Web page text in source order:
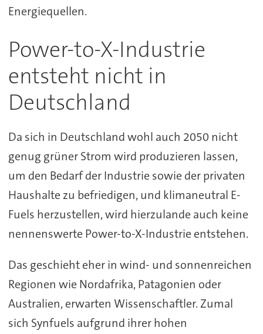
Energiequellen.
Power-to-X-Industrie
entsteht nicht in
Deutschland
Da sich in Deutschland wohl auch 2050 nicht
genug grüner Strom wird produzieren lassen,
um den Bedarf der Industrie sowie der privaten
Haushalte zu befriedigen, und klimaneutral E-
Fuels herzustellen, wird hierzulande auch keine
nennenswerte Power-to-X-Industrie entstehen.
Das geschieht eher in wind- und sonnenreichen
Regionen wie Nordafrika, Patagonien oder
Australien, erwarten Wissenschaftler. Zumal
sich Synfuels aufgrund ihrer hohen